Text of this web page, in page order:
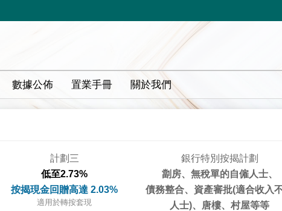
數據公佈 置業手冊 關於我們
計劃三
低至2.73%
按揭現金回贈高達 2.03%
適用於轉按套現
銀行特別按揭計劃
劏房、無稅單的自僱人士、
債務整合、資產審批(適合收入
人士)、唐樓、村屋等等